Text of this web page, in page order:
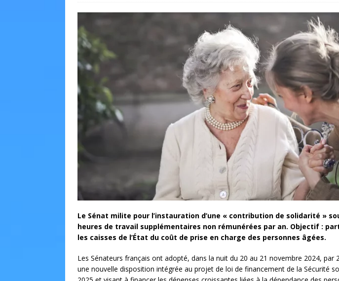
Le Sénat milite pour l’instauration d’une « contribution de solidarité »
heures de travail supplémentaires non rémunérées par an. Objectif :
les caisses de l’État du coût de prise en charge des personnes âgées.
Les Sénateurs français ont adopté, dans la nuit du 20 au 21 novembre 2024, par
une nouvelle disposition intégrée au projet de loi de financement de la Sécurité